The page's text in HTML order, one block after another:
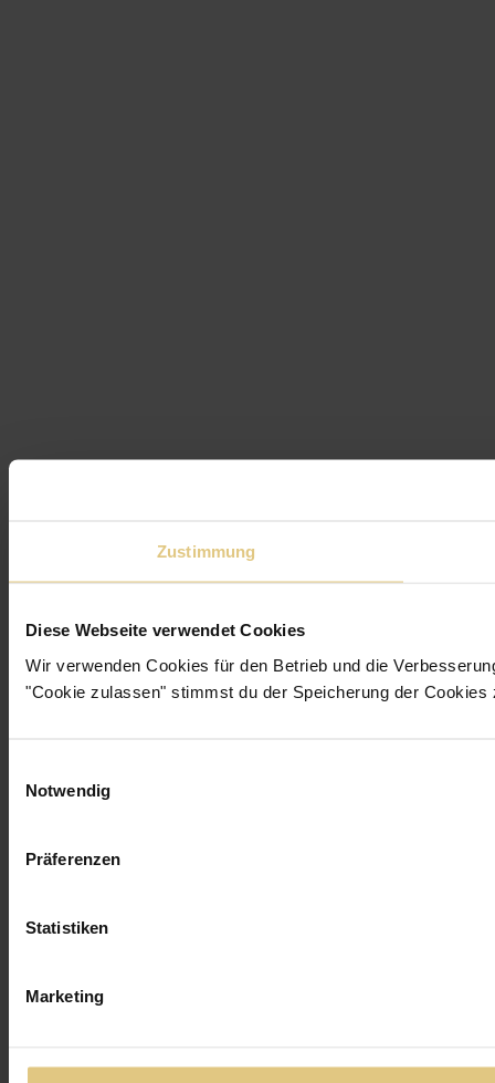
Zustimmung
Diese Webseite verwendet Cookies
Wir verwenden Cookies für den Betrieb und die
"Cookie zulassen" stimmst du der Speicherung der Cookies
Notwendig
Präferenzen
Statistiken
Marketing